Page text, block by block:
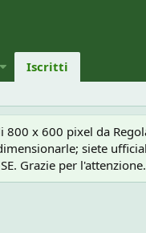
Iscritti
x 600 pixel da
siete
Grazie per l'attenzione.